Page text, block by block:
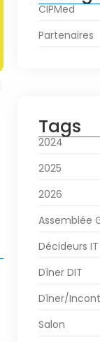
CIPMed
Partenaires
Tags
2024
2025
2026
Assemblée
Décideurs IT
Dîner DIT
Dîner/
Salon